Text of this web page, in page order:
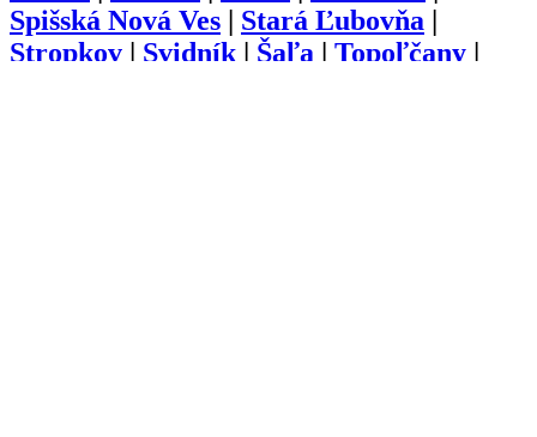
Spišská Nová Ves | Stará Ľubovňa |
Stropkov | Svidník | Šaľa | Topoľčany |